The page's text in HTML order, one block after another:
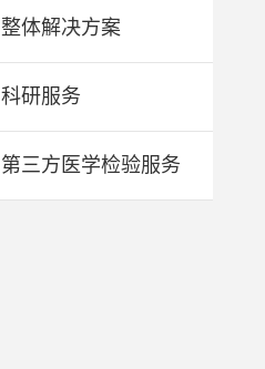
整体解决方案
科研服务
第三方医学检验服务